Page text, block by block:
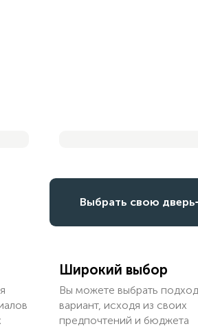
Выбрать свою дверь
Широкий выбор
Вы можете выбрать
вариант, исходя из своих
предпочтений и бюджета